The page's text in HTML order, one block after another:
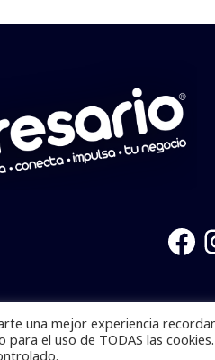
los derechos
una mejor experiencia
el uso de TODAS las